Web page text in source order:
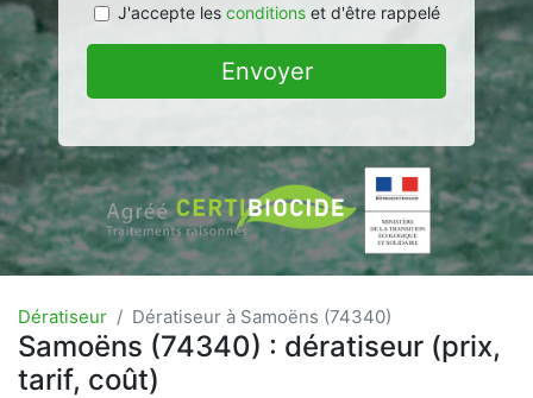
J'accepte les conditionset d'être rappelé
Envoyer
Dératiseur Dératiseur à Samoëns (74340)
Samoëns (74340) : dératiseur (prix,
tarif, coût)